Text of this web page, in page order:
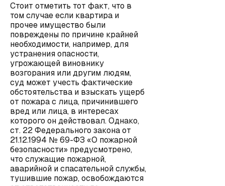
Стоит отметить тот факт, что в
том случае если квартира и
прочее имущество были
повреждены по причине крайней
необходимости, например, для
устранения опасности,
угрожающей виновнику
возгорания или другим людям,
суд может учесть фактические
обстоятельства и взыскать ущерб
от пожара с лица, причинившего
вред или лица, в интересах
которого он действовал. Однако,
ст. 22 Федерального закона от
21.12.1994 № 69-ФЗ «О пожарной
безопасности» предусмотрено,
что служащие пожарной,
аварийной и спасательной службы,
тушившие пожар, освобождаются